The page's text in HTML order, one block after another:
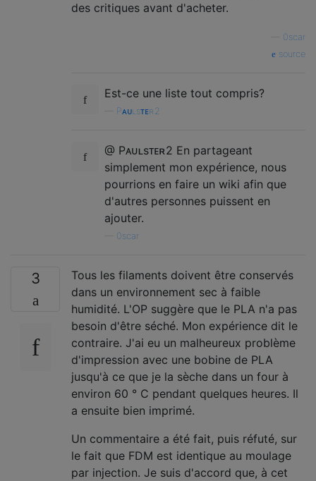
des critiques avant d'acheter.
0scar
source
Est-ce une liste tout compris?
Pᴀᴜʟsᴛᴇʀ2
@ Pᴀᴜʟsᴛᴇʀ2 En partageant
simplement mon expérience, nous
pourrions en faire un wiki afin que
d'autres personnes puissent en
ajouter.
0scar
3
Tous les filaments doivent être conservés
dans un environnement sec à faible
humidité. L'OP suggère que le PLA n'a pas
besoin d'être séché. Mon expérience dit le
contraire. J'ai eu un malheureux problème
d'impression avec une bobine de PLA
jusqu'à ce que je la sèche dans un four à
environ 60 ° C pendant quelques heures. Il
a ensuite bien imprimé.
Un commentaire a été fait, puis réfuté, sur
le fait que FDM est identique au moulage
par injection. Je suis d'accord que, à cet